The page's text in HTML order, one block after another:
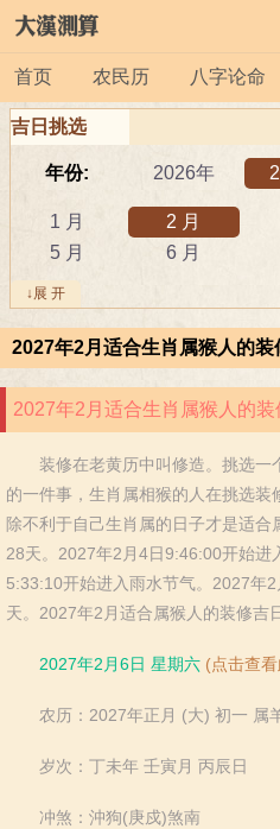
首页 农民历 八字论命
吉日挑选
年份: 2026年
1 月 2 月
5 月
6 月
9 月
吉日: 安葬
祭祀
结婚
订婚
破土
修坟
装修
属相: 鼠
兔
龙
羊
猴
猪
↓展 开
2027年2月适合生肖属猴人的装
2027年2月适合生肖属猴人的装
装修在老黄历中叫修造。挑选一
的一件事，生肖属相猴的人在挑选装
除不利于自己生肖属的日子才是适
28天。2027年2月4日9:46:00开始进
5:33:10开始进入雨水节气。2027年
天。2027年2月适合属猴人的装修吉
2027年2月6日 星期六 (点击查
农历：2027年正月 (大) 初一 属
岁次：丁未年 壬寅月 丙辰日
冲煞：沖狗(庚戍)煞南